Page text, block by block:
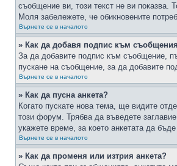
съобщение ви, този текст не ви показва.
Моля забележете, че обикновените
Върнете се в началото
» Как да добавя подпис към
За да добавите подпис към съобщение,
пускане на съобщение, за да добавите
Върнете се в началото
» Как да пусна анкета?
Когато пускате нова тема, ще видите
този форум. Трябва да въведете
укажете време, за което анкетата да
Върнете се в началото
» Как да променя или изтрия анкета?